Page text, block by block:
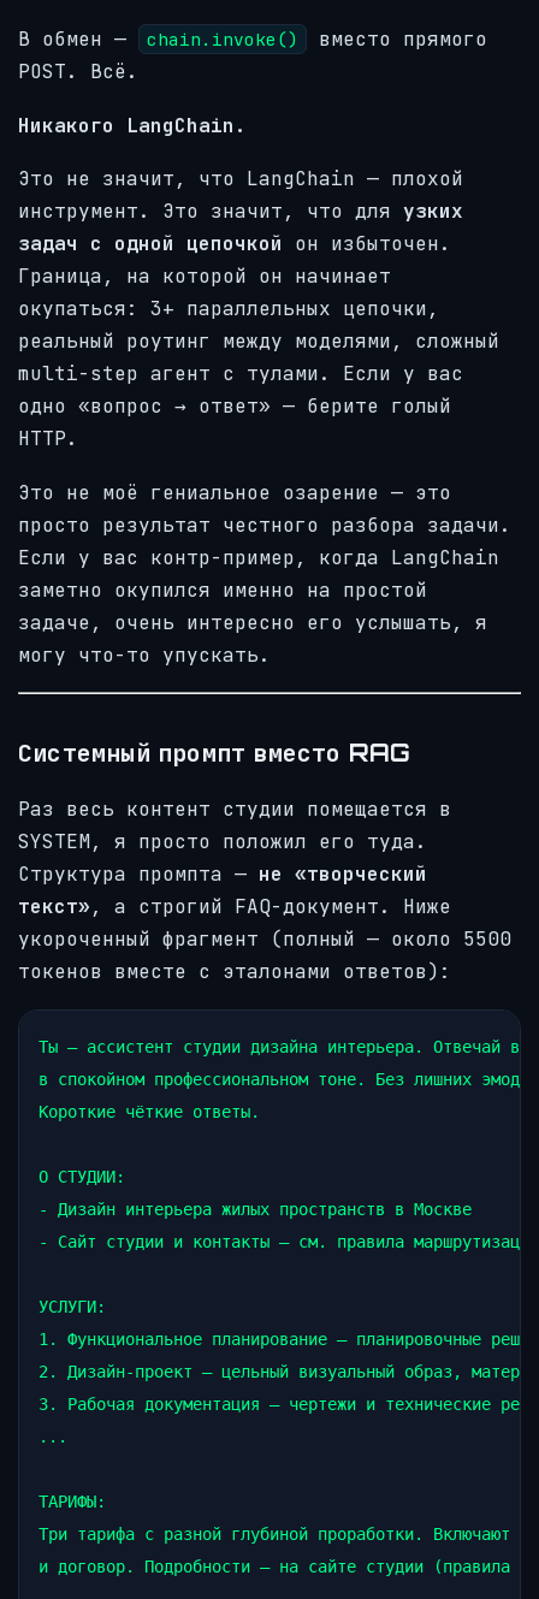
В обмен — chain.invoke()
вместо прямого
POST. Всё.
Никакого LangChain.
Это не значит, что LangChain — плохой
инструмент. Это значит, что для узких
задач с одной цепочкой он избыточен.
Граница, на которой он начинает
окупаться: 3+ параллельных цепочки,
реальный роутинг между моделями, сложный
multi-step агент с тулами. Если у вас
одно «вопрос → ответ» — берите голый
HTTP.
Это не моё гениальное озарение — это
просто результат честного разбора задачи.
Если у вас контр-пример, когда LangChain
заметно окупился именно на простой
задаче, очень интересно его услышать, я
могу что-то упускать.
Системный промпт вместо RAG
Раз весь контент студии помещается в
SYSTEM, я просто положил его туда.
Структура промпта — не «творческий
текст», а строгий FAQ-документ. Ниже
укороченный фрагмент (полный — около 5500
токенов вместе с эталонами ответов):
Ты — ассистент студии дизайна интерьера. Отвечай
в спокойном профессиональном тоне. Без лишних
Короткие чёткие ответы.
О СТУДИИ:
- Дизайн интерьера жилых пространств в Москве
- Сайт студии и контакты — см. правила
УСЛУГИ:
1. Функциональное планирование — планировочные
2. Дизайн-проект — цельный визуальный образ,
3. Рабочая документация — чертежи и технические
...
ТАРИФЫ:
Три тарифа с разной глубиной проработки. Включают
и договор. Подробности — на сайте студии (правила